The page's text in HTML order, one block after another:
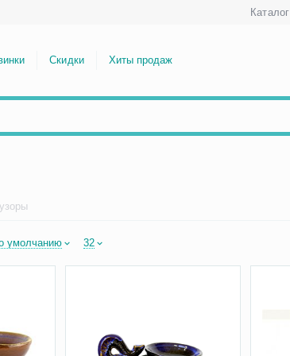
Каталог
Скидки Хиты продаж
умолчанию 32